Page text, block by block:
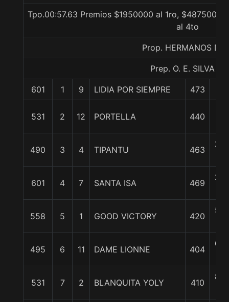
Tpo.00:57.63 Premios $1950000 al 1ro, $487500
al 4to
Prop. HERMANOS
Prep. O. E. SILVA G.
601 1 9 LIDIA POR SIEMPRE 473
531 2 12 PORTELLA 440
490 3 4 TIPANTU 463
2
601 4 7 SANTA ISA 469
2
558 5 1 GOOD VICTORY 420
5
495 6 11 DAME LIONNE 404
6
531 7 2 BLANQUITA YOLY 410
8